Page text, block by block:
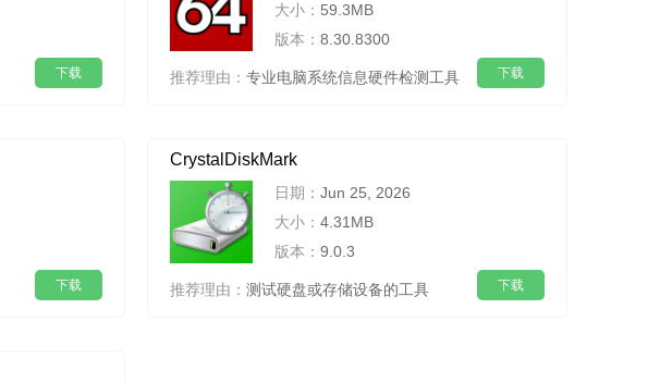
下载
大小： 59.3MB
版本： 8.30.8300
推荐理由： 专业电脑系统信息硬件检测工具 下载
下载
CrystalDiskMark
日期： Jun 25, 2026
大小： 4.31MB
版本： 9.0.3
推荐理由： 测试硬盘或存储设备的工具 下载